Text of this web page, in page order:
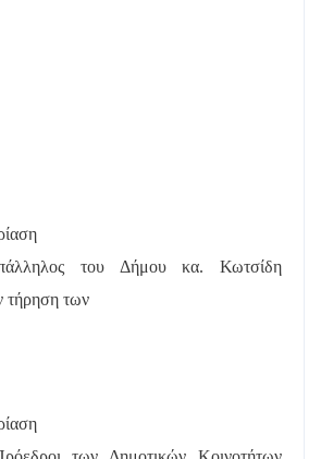
του Δήμου κα. Κωτσίδη
τήρηση των